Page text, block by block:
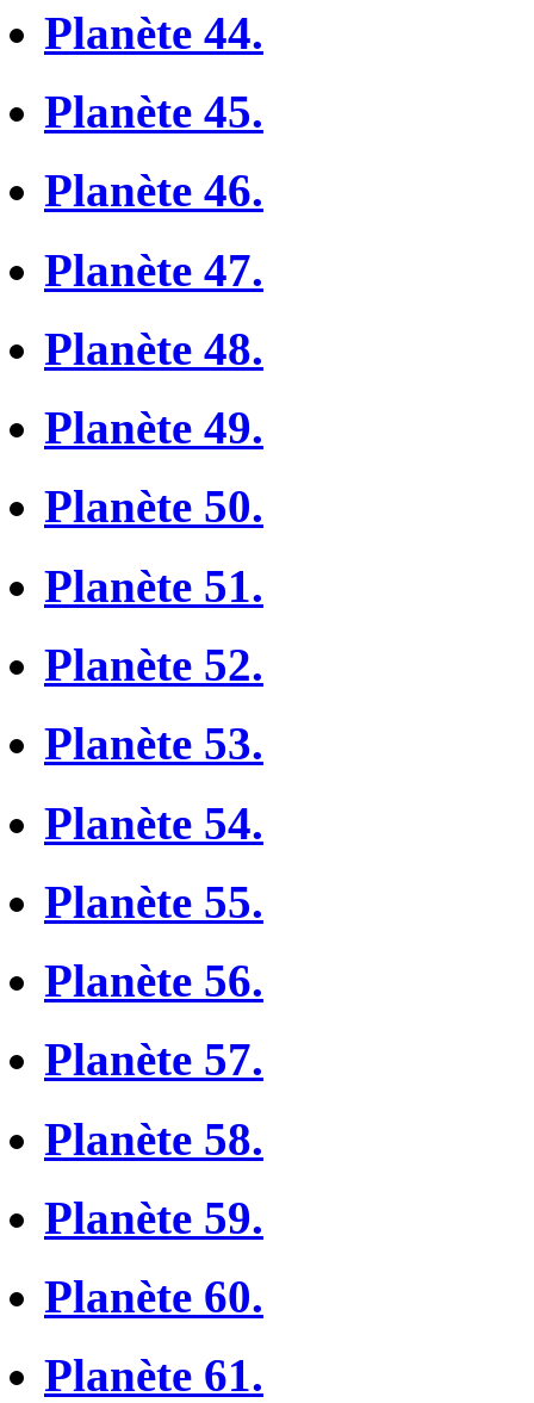
Planète 44.
Planète 45.
Planète 46.
Planète 47.
Planète 48.
Planète 49.
Planète 50.
Planète 51.
Planète 52.
Planète 53.
Planète 54.
Planète 55.
Planète 56.
Planète 57.
Planète 58.
Planète 59.
Planète 60.
Planète 61.